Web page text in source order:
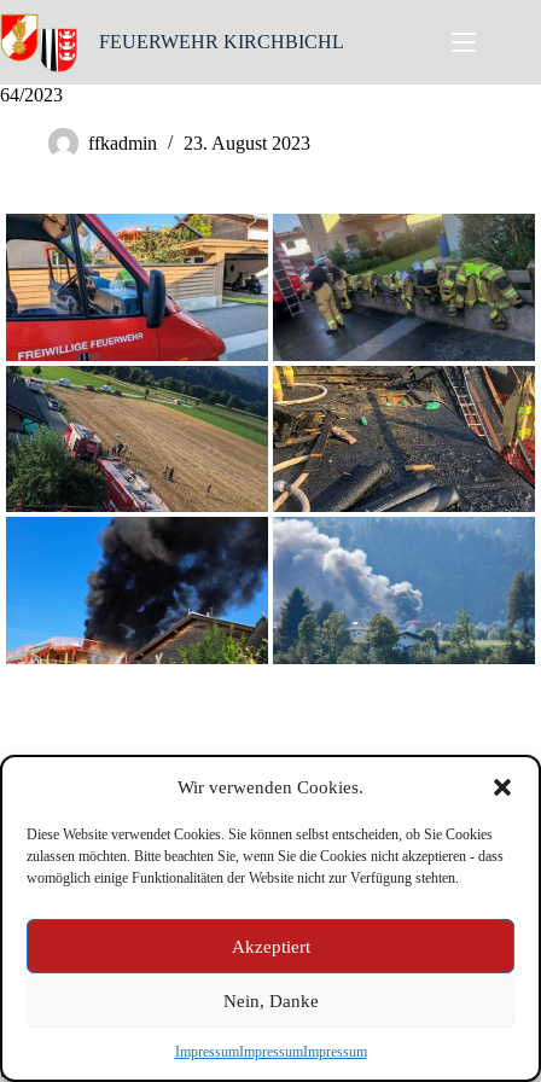
Wir verwenden Cookies.
Diese Website verwendet Cookies. Sie können selbst entscheiden, ob Sie Cookies
zulassen möchten. Bitte beachten Sie, wenn Sie die Cookies nicht akzeptieren - dass
womöglich einige Funktionalitäten der Website nicht zur Verfügung stehten.
Akzeptiert
Nein, Danke
ImpressumImpressumImpressum
Skip
to
content
FEUERWEHR KIRCHBICHL
64/2023
ffkadmin 23. August 2023
Copyright © Feuerwehr Kirchbichl 2026 - WordPress Theme
by